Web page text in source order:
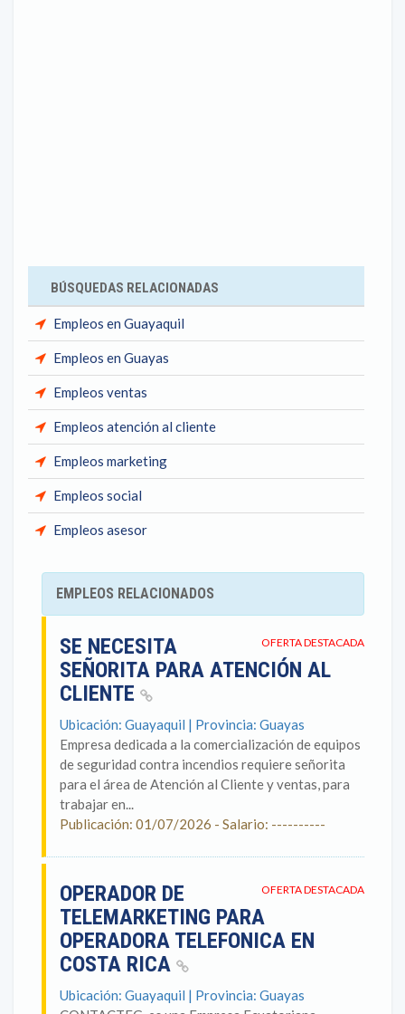
BÚSQUEDAS RELACIONADAS
Empleos en Guayaquil
Empleos en Guayas
Empleos ventas
Empleos atención al cliente
Empleos marketing
Empleos social
Empleos asesor
EMPLEOS RELACIONADOS
OFERTA DESTACADA
SE NECESITA
SEÑORITA PARA ATENCIÓN AL
CLIENTE
Ubicación: Guayaquil | Provincia: Guayas
Empresa dedicada a la comercialización de equipos
de seguridad contra incendios requiere señorita
para el área de Atención al Cliente y ventas, para
trabajar en...
Publicación: 01/07/2026 - Salario: ----------
OFERTA DESTACADA
OPERADOR DE
TELEMARKETING PARA
OPERADORA TELEFONICA EN
COSTA RICA
Ubicación: Guayaquil | Provincia: Guayas